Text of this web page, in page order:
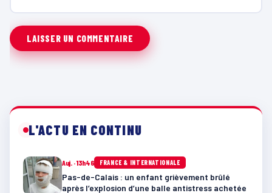
L'ACTU EN CONTINU
Auj. · 13h46 FRANCE & INTERNATIONALE
Pas-de-Calais : un enfant grièvement brûlé
après l’explosion d’une balle antistress achetée